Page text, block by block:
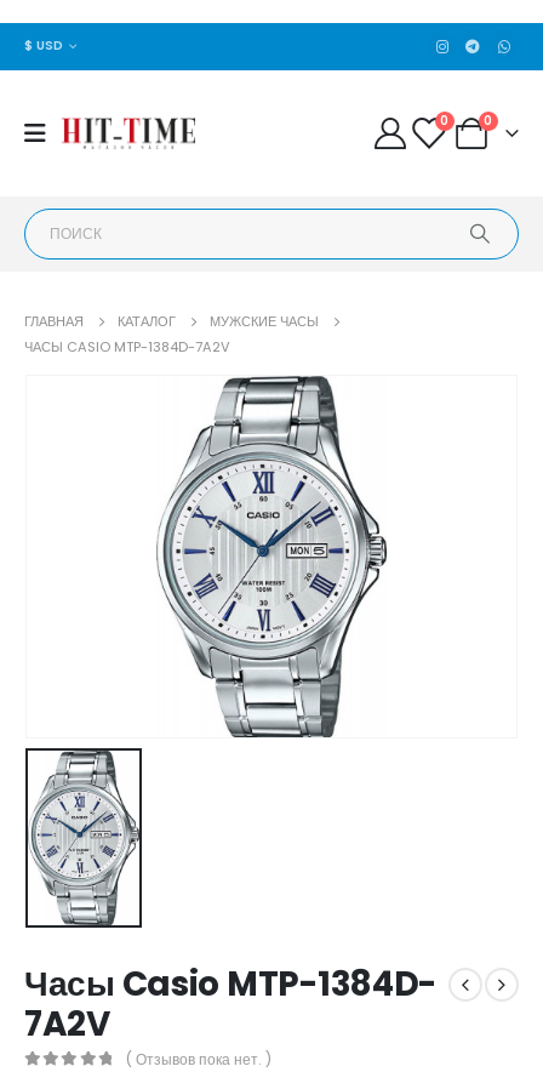
$ USD
0 0
ГЛАВНАЯ КАТАЛОГ
МУЖСКИЕ ЧАСЫ
ЧАСЫ CASIO MTP-1384D-7A2V
Часы Casio MTP-1384D-
7A2V
( Отзывов пока нет. )